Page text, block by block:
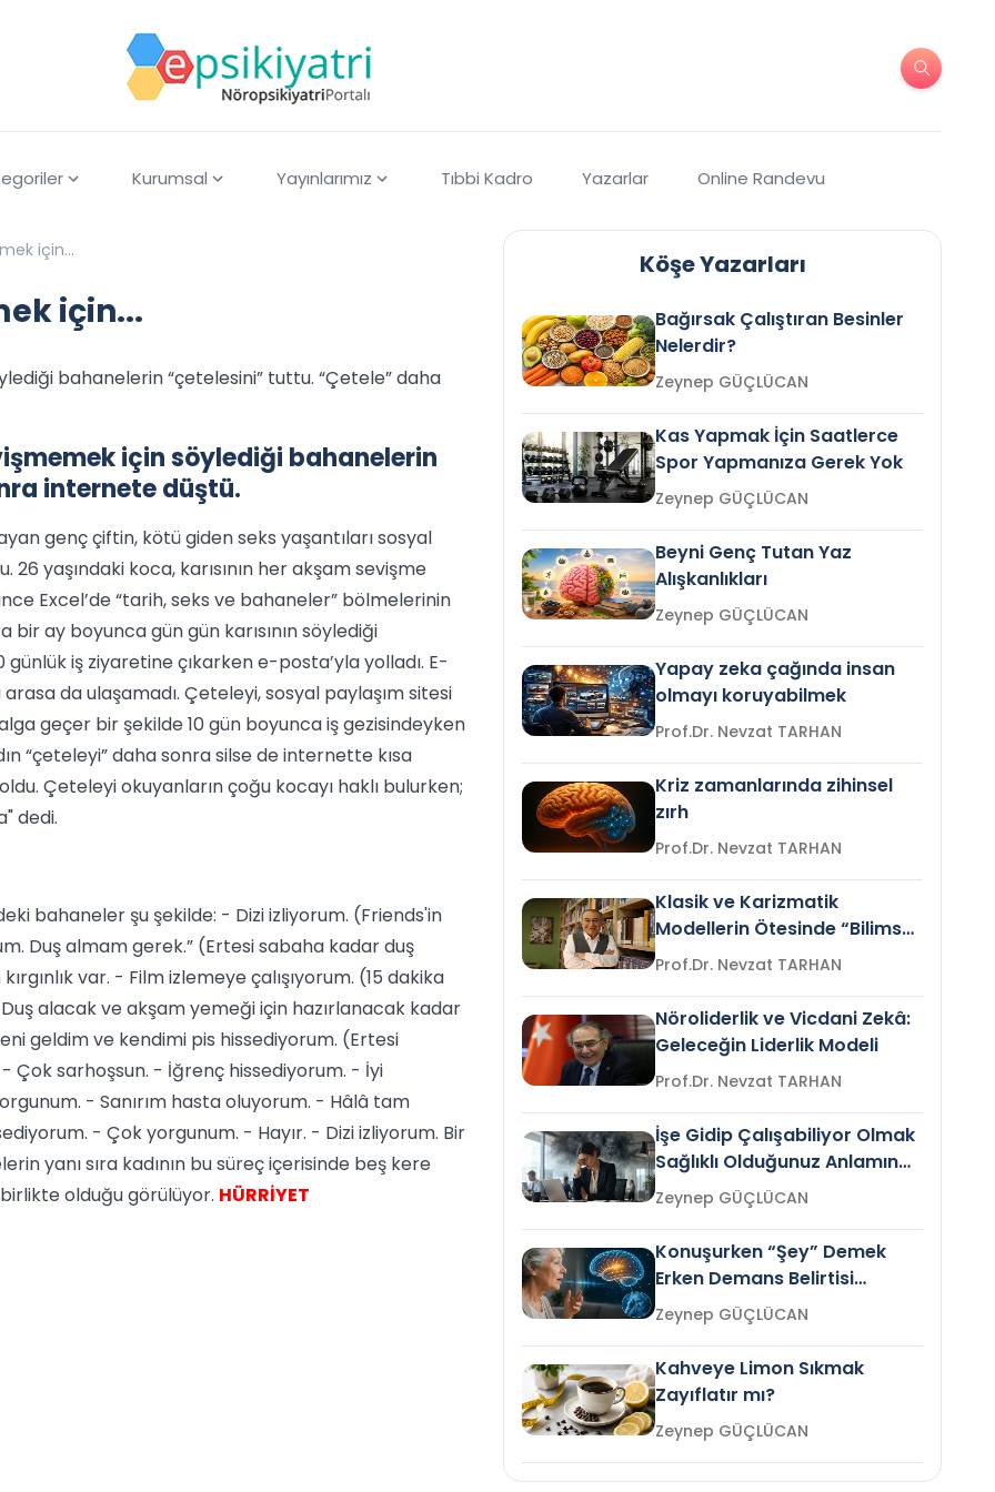
Kurumsal Yayınlarımız Tıbbi Kadro Yazarlar Online Randevu
için...
için...
bahanelerin “çetelesini” tuttu. “Çetele” daha
için söylediği bahanelerin
internete düştü.
genç çiftin, kötü giden seks yaşantıları sosyal
yaşındaki koca, karısının her akşam sevişme
Excel’de “tarih, seks ve bahaneler” bölmelerinin
bir ay boyunca gün gün karısının söylediği
iş ziyaretine çıkarken e-posta’yla yolladı. E-
da ulaşamadı. Çeteleyi, sosyal paylaşım sitesi
geçer bir şekilde 10 gün boyunca iş gezisindeyken
“çeteleyi” daha sonra silse de internette kısa
Çeteleyi okuyanların çoğu kocayı haklı bulurken;
dedi.
bahaneler şu şekilde: - Dizi izliyorum. (Friends'in
Duş almam gerek.” (Ertesi sabaha kadar duş
var. - Film izlemeye çalışıyorum. (15 dakika
alacak ve akşam yemeği için hazırlanacak kadar
geldim ve kendimi pis hissediyorum. (Ertesi
Çok sarhoşsun. - İğrenç hissediyorum. - İyi
- Sanırım hasta oluyorum. - Hâlâ tam
- Çok yorgunum. - Hayır. - Dizi izliyorum. Bir
yanı sıra kadının bu süreç içerisinde beş kere
olduğu görülüyor. HÜRRİYET
Köşe Yazarları
Bağırsak Çalıştıran Besinler
Nelerdir?
Zeynep GÜÇLÜCAN
Kas Yapmak İçin Saatlerce
Spor Yapmanıza Gerek Yok
Zeynep GÜÇLÜCAN
Beyni Genç Tutan Yaz
Alışkanlıkları
Zeynep GÜÇLÜCAN
Yapay zeka çağında insan
olmayı koruyabilmek
Prof.Dr. Nevzat TARHAN
Kriz zamanlarında zihinsel
zırh
Prof.Dr. Nevzat TARHAN
Klasik ve Karizmatik
Modellerin Ötesinde “Bilimsel
Liderlik”
Prof.Dr. Nevzat TARHAN
Nöroliderlik ve Vicdani Zekâ:
Geleceğin Liderlik Modeli
Prof.Dr. Nevzat TARHAN
İşe Gidip Çalışabiliyor Olmak
Sağlıklı Olduğunuz Anlamına
Gelir mi?Zeynep GÜÇLÜCAN
Konuşurken “Şey” Demek
Erken Demans Belirtisi
Olabilir mi?Zeynep GÜÇLÜCAN
Kahveye Limon Sıkmak
Zayıflatır mı?
Zeynep GÜÇLÜCAN